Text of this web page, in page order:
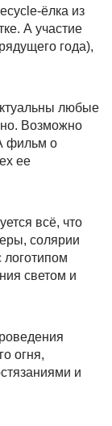
ёлка из
А участие
года),
любые
Возможно
фильм о
ее
всё, что
солярии
светом и
огня,
и